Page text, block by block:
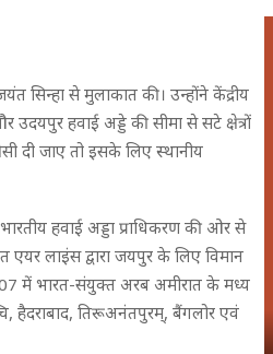
सिन्हा से मुलाकात की। उन्होंने केंद्रीय
उदयपुर हवाई अड्डे की सीमा से सटे क्षेत्रों
दी जाए तो इसके लिए स्थानीय
हवाई अड्डा प्राधिकरण की ओर से
लाइंस द्वारा जयपुर के लिए विमान
में भारत-संयुक्त अरब अमीरात के मध्य
हैदराबाद, तिरूअनंतपुरम्, बैंगलोर एवं